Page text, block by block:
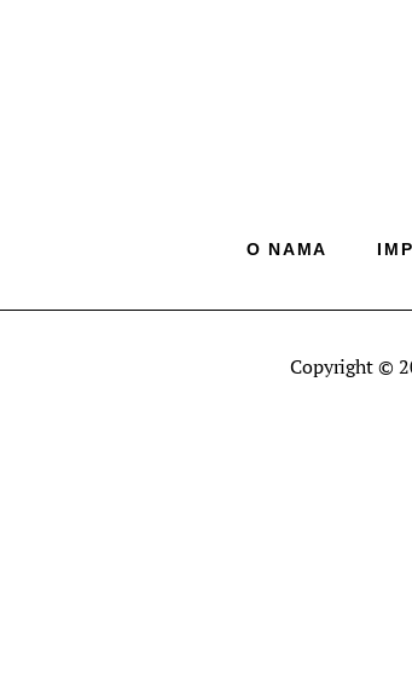
O NAMA
Copyright ©